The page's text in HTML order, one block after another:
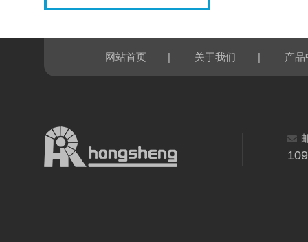
网站首页 | 关于我们 | 产品